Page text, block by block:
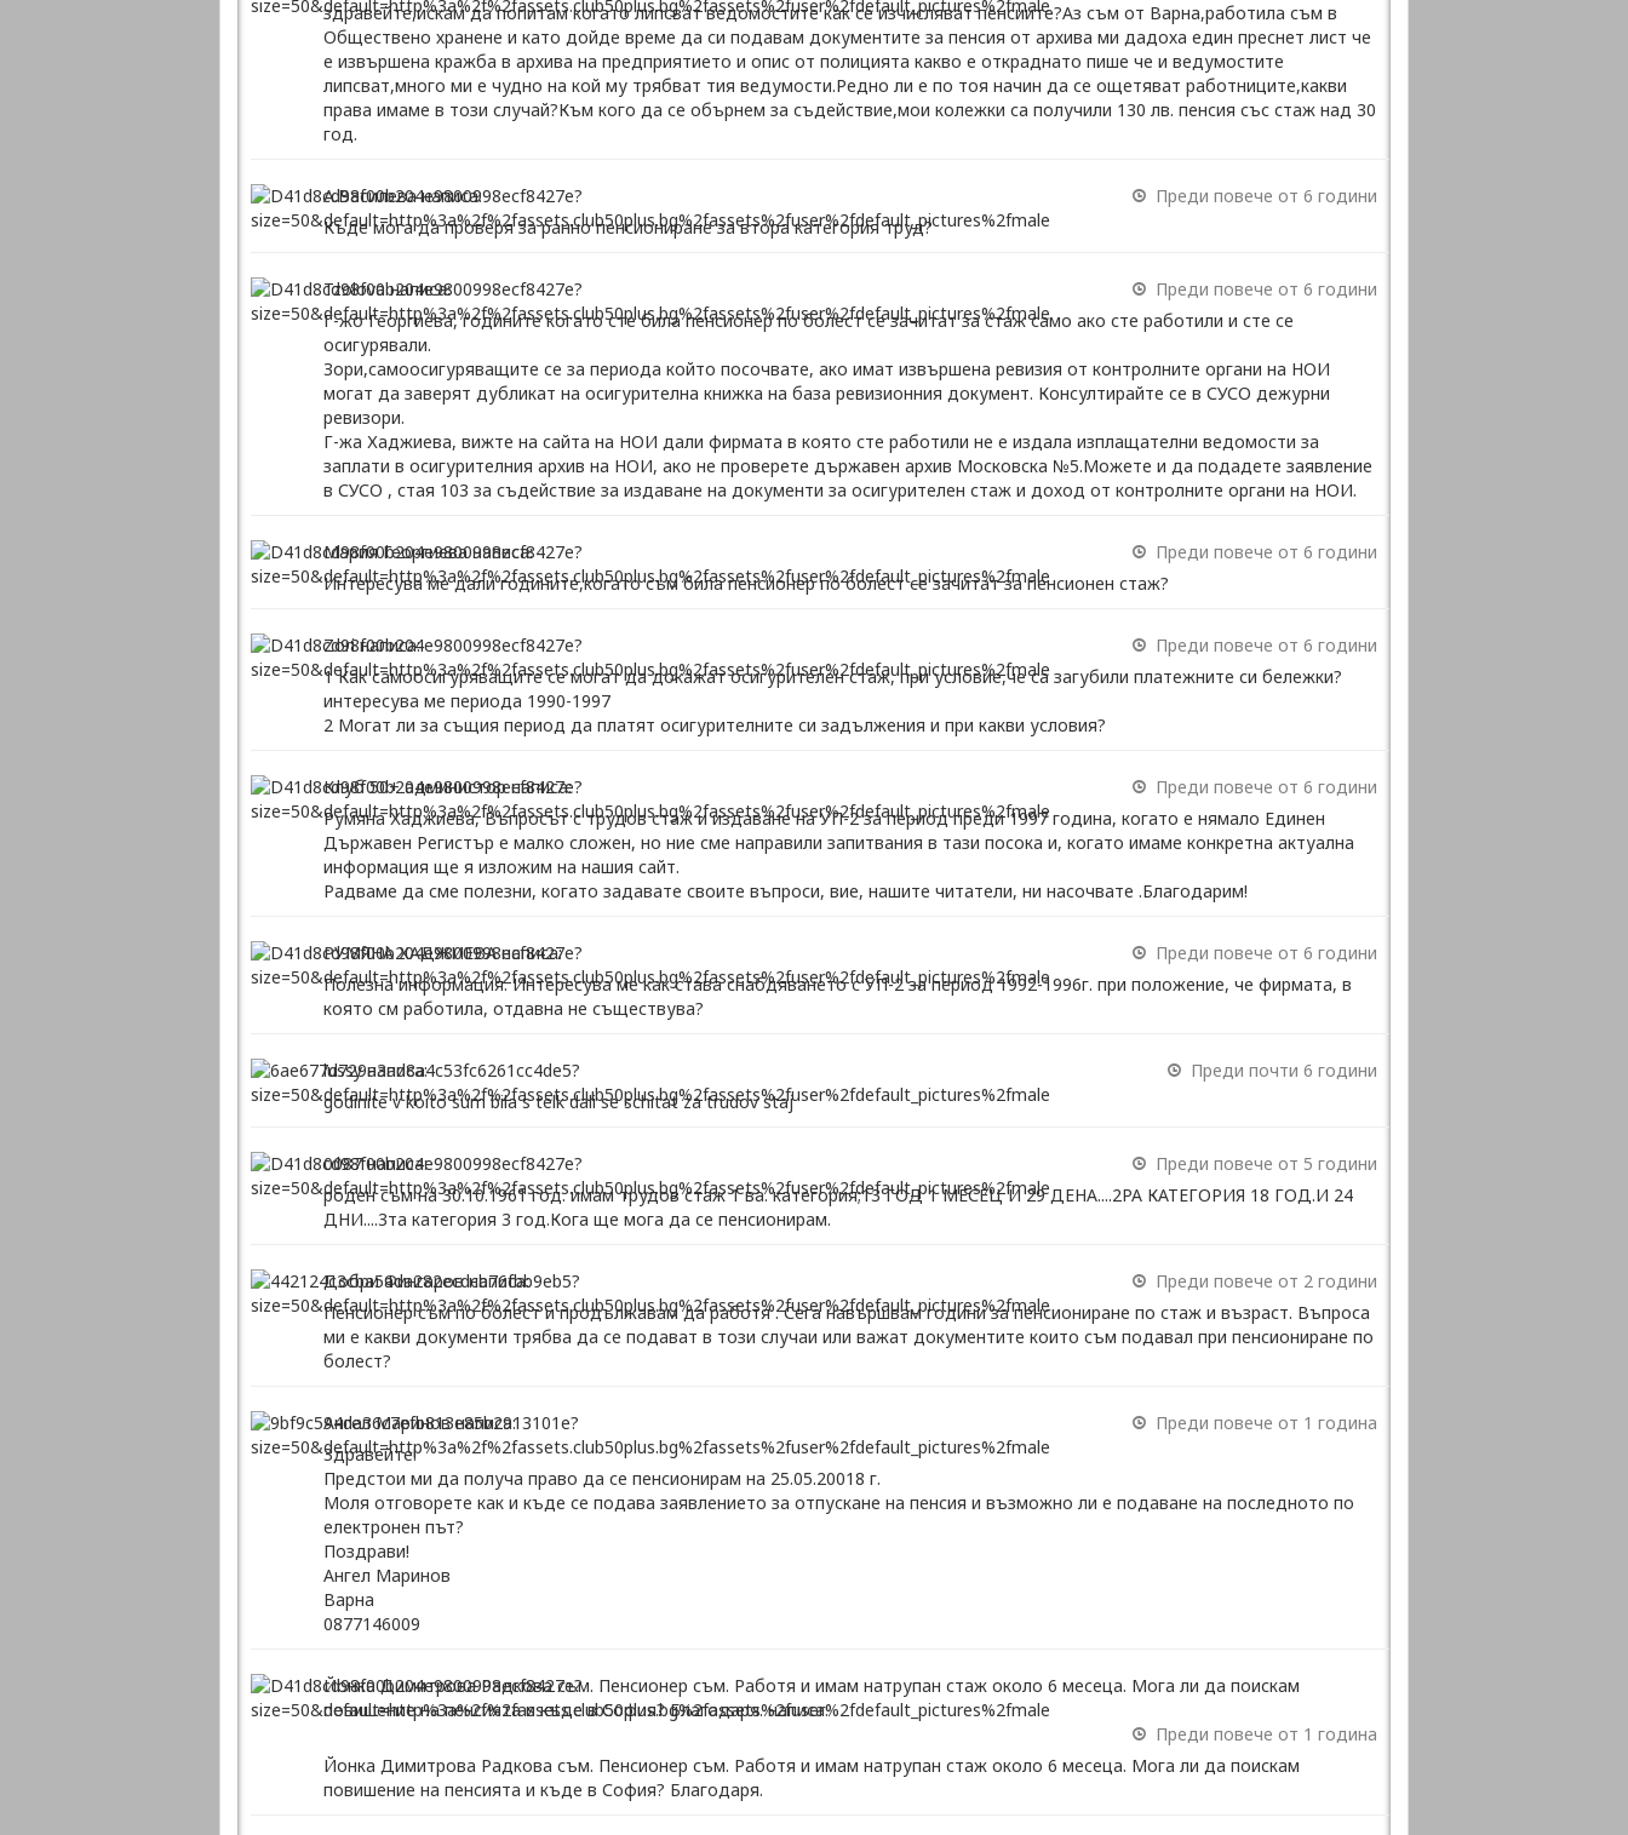
здравейте,искам да попитам когато липсват ведомостите как се изчисляват пенсиите?Аз съм от Варна,работила съм в
Обществено хранене и като дойде време да си подавам документите за пенсия от архива ми дадоха един преснет лист че
е извършена кражба в архива на предприятието и опис от полицията какво е откраднато пише че и ведумостите
липсват,много ми е чудно на кой му трябват тия ведумости.Редно ли е по тоя начин да се ощетяват работниците,какви
права имаме в този случай?Към кого да се обърнем за съдействие,мои колежки са получили 130 лв. пенсия със стаж над 30
год.
А.Василева написа:
Преди повече от 6 години
Къде мога да проверя за ранно пенсиониране за втора категория труд?
Tzolova написа:
Преди повече от 6 години
Г-жо Георгиева, годините когато сте била пенсионер по болест се зачитат за стаж само ако сте работили и сте се
осигурявали.
Зори,самоосигуряващите се за периода който посочвате, ако имат извършена ревизия от контролните органи на НОИ
могат да заверят дубликат на осигурителна книжка на база ревизионния документ. Консултирайте се в СУСО дежурни
ревизори.
Г-жа Хаджиева, вижте на сайта на НОИ дали фирмата в която сте работили не е издала изплащателни ведомости за
заплати в осигурителния архив на НОИ, ако не проверете държавен архив Московска №5.Можете и да подадете заявление
в СУСО , стая 103 за съдействие за издаване на документи за осигурителен стаж и доход от контролните органи на НОИ.
Мария Георгиева написа:
Преди повече от 6 години
Интересува ме дали годините,когато съм била пенсионер по болест се зачитат за пенсионен стаж?
Zori написа:
Преди повече от 6 години
1 Как самоосигуряващите се могат да докажат осигурителен стаж, при условие,че са загубили платежните си бележки?
интересува ме периода 1990-1997
2 Могат ли за същия период да платят осигурителните си задължения и при какви условия?
Клуб 50+ администор написа:
Преди повече от 6 години
Румяна Хаджиева, Въпросът с трудов стаж и издаване на УП-2 за период преди 1997 година, когато е нямало Единен
Държавен Регистър е малко сложен, но ние сме направили запитвания в тази посока и, когато имаме конкретна актуална
информация ще я изложим на нашия сайт.
Радваме да сме полезни, когато задавате своите въпроси, вие, нашите читатели, ни насочвате .Благодарим!
РУМЯНА ХАДЖИЕВА написа:
Преди повече от 6 години
Полезна информация. Интересува ме как става снабдяването с УП-2 за период 1992-1996г. при положение, че фирмата, в
която см работила, отдавна не съществува?
lussy написа:
Преди почти 6 години
godinite v koito sum bila s telk dali se schitat za trudov staj
0087 написа:
Преди повече от 5 години
роден съм на 30.10.1961 год. имам трудов стаж 1 ва. категория;13 ГОД 1 МЕСЕЦ И 29 ДЕНА....2РА КАТЕГОРИЯ 18 ГОД.И 24
ДНИ....3та категория 3 год.Кога ще мога да се пенсионирам.
Добри Фингаров написа:
Преди повече от 2 години
Пенсионер съм по болест и продължавам да работя . Сега навършвам години за пенсиониране по стаж и възраст. Въпроса
ми е какви документи трябва да се подават в този случаи или важат документите които съм подавал при пенсиониране по
болест?
Ангел Маринов написа:
Преди повече от 1 година
Здравейте!
Предстои ми да получа право да се пенсионирам на 25.05.20018 г.
Моля отговорете как и къде се подава заявлението за отпускане на пенсия и възможно ли е подаване на последното по
електронен път?
Поздрави!
Ангел Маринов
Варна
0877146009
Йонка Димитрова Радкова съм. Пенсионер съм. Работя и имам натрупан стаж около 6 месеца. Мога ли да поискам
повишение на пенсията и къде в София? Благодаря. написа:
Преди повече от 1 година
Йонка Димитрова Радкова съм. Пенсионер съм. Работя и имам натрупан стаж около 6 месеца. Мога ли да поискам
повишение на пенсията и къде в София? Благодаря.